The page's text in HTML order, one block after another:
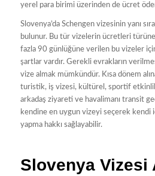
yerel para birimi üzerinden de ücret
Slovenya’da Schengen vizesinin yanı
bulunur. Bu tür vizelerin ücretleri
fazla 90 günlüğüne verilen bu vizeler için
şartlar vardır. Gerekli evrakların
vize almak mümkündür. Kısa dönem
turistik, iş vizesi, kültürel, sportif
arkadaş ziyareti ve havalimanı transit
kendine en uygun vizeyi seçerek kendi
yapma hakkı sağlayabilir.
Slovenya Vizesi